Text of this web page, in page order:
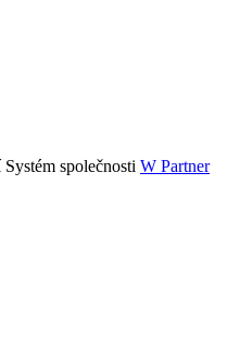
společnosti W Partner